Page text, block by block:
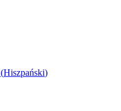
(Hiszpański)